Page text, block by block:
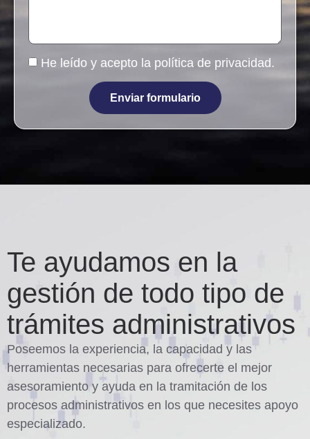
He leído y acepto la política de privacidad.
Enviar formulario
Te ayudamos en la
gestión de todo tipo de
trámites administrativos
Poseemos la experiencia, la capacidad y las
herramientas necesarias para ofrecerte el mejor
asesoramiento y ayuda en la tramitación de los
procesos administrativos en los que necesites apoyo
especializado.